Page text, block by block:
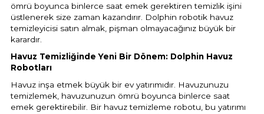
Kartuş Filtreler
Kuvars Cam
Olimpik Havuz
ömrü boyunca binlerce saat emek gerektiren temizlik işini
üstlenerek size zaman kazandırır. Dolphin robotik havuz
temizleyicisi satın almak, pişman olmayacağınız büyük bir
karardır.
Havuz Temizliğinde Yeni Bir Dönem: Dolphin Havuz
Robotları
Havuz inşa etmek büyük bir ev yatırımıdır. Havuzunuzu
temizlemek, havuzunuzun ömrü boyunca binlerce saat
emek gerektirebilir. Bir havuz temizleme robotu, bu yatırımı